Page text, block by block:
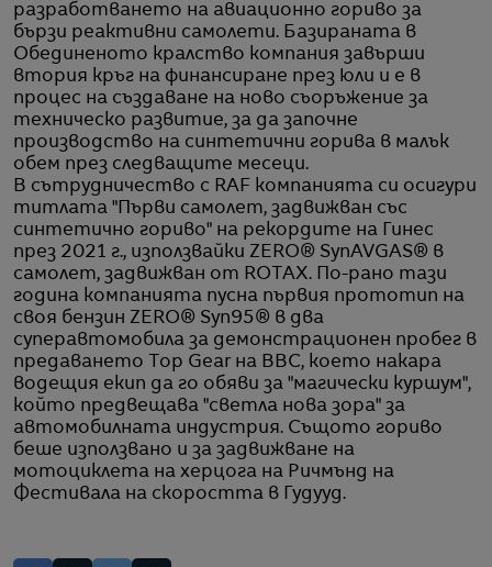
разработването на авиационно гориво за
бързи реактивни самолети. Базираната в
Обединеното кралство компания завърши
втория кръг на финансиране през юли и е в
процес на създаване на ново съоръжение за
техническо развитие, за да започне
производство на синтетични горива в малък
обем през следващите месеци.
В сътрудничество с RAF компанията си осигури
титлата "Първи самолет, задвижван със
синтетично гориво" на рекордите на Гинес
през 2021 г., използвайки ZERO® SynAVGAS® в
самолет, задвижван от ROTAX. По-рано тази
година компанията пусна първия прототип на
своя бензин ZERO® Syn95® в два
суперавтомобила за демонстрационен пробег в
предаването Top Gear на BBC, което накара
водещия екип да го обяви за "магически куршум",
който предвещава "светла нова зора" за
автомобилната индустрия. Същото гориво
беше използвано и за задвижване на
мотоциклета на херцога на Ричмънд на
Фестивала на скоростта в Гудууд.